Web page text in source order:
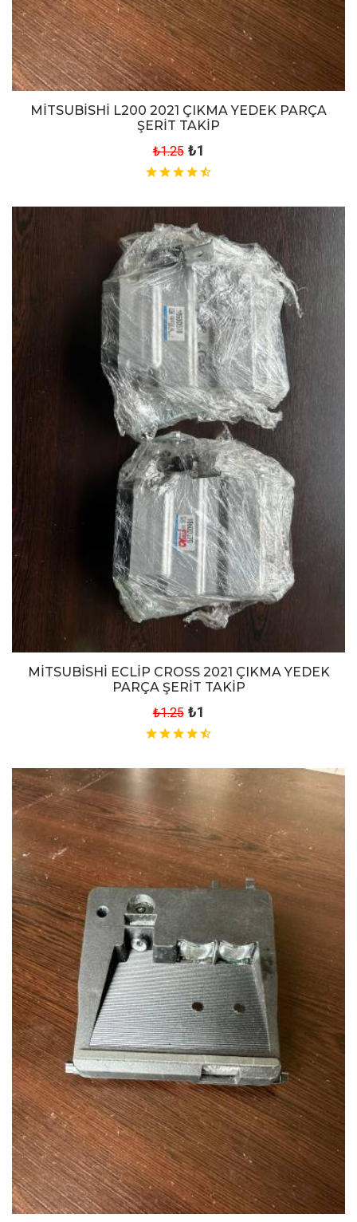
MİTSUBİSHİ L200 2021 ÇIKMA YEDEK PARÇA
ŞERİT TAKİP
₺1.25 ₺1
MİTSUBİSHİ ECLİP CROSS 2021 ÇIKMA YEDEK
PARÇA ŞERİT TAKİP
₺1.25 ₺1